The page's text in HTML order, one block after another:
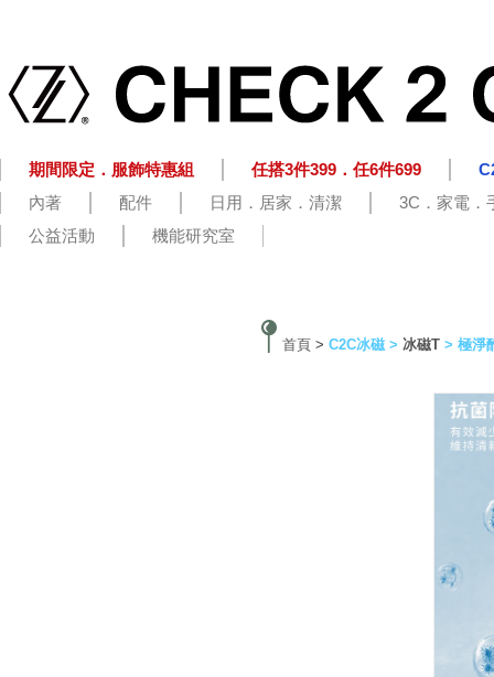
期間限定．服飾特惠組 任搭3件399．任6件699
內著
配件 日用．居家．清潔
3C．家電．
公益活動
機能研究室
首頁 > C2C冰磁 > 冰磁T > 極淨